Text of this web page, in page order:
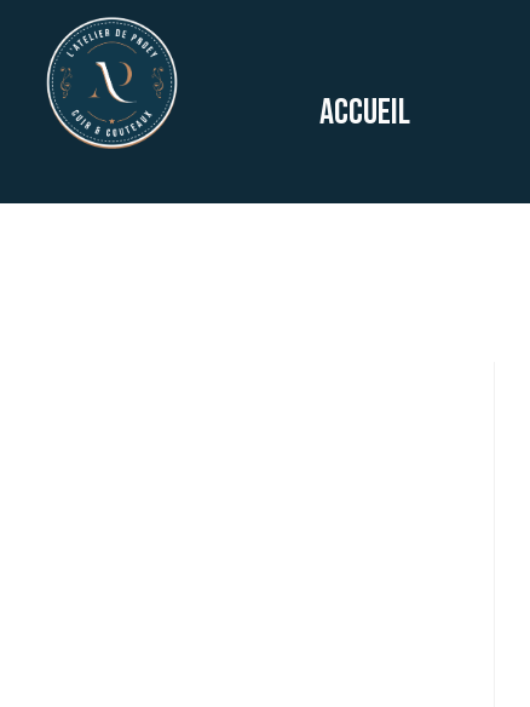
Accueil